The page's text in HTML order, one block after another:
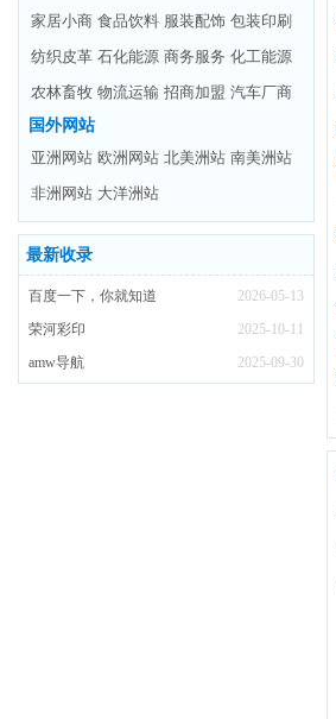
家居小商 食品饮料 服装配饰 包装印刷
纺织皮革 石化能源 商务服务 化工能源
农林畜牧 物流运输 招商加盟 汽车厂商
国外网站
亚洲网站 欧洲网站 北美洲站 南美洲站
非洲网站 大洋洲站
最新收录
2026-05-13
百度一下，你就知道
2025-10-11
荣河彩印
2025-09-30
amw导航